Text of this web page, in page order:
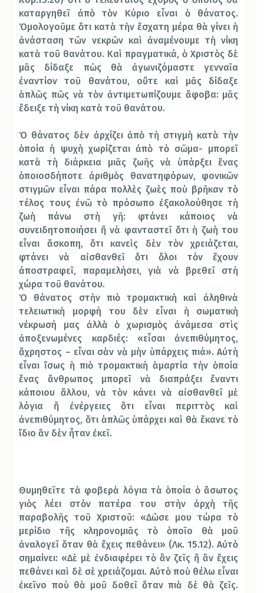
καταργηθεῖ ἀπὸ τὸν Κύριο εἶναι ὁ θάνατος.
Ὁμολογοῦμε ὅτι κατὰ τὴν ἔσχατη μέρα θὰ γίνει ἡ
ἀνάσταση τῶν νεκρῶν καὶ ἀναμένουμε τὴ νίκη
κατὰ τοῦ θανάτου. Καὶ πραγματικά, ὁ Χριστὸς δὲ
μᾶς δίδαξε πὼς θὰ ἀγωνιζόμαστε γενναῖα
ἐναντίον τοῦ θανάτου, οὔτε καὶ μᾶς δίδαξε
ἁπλῶς πῶς νὰ τὸν ἀντιμετωπίζουμε ἄφοβα: μᾶς
ἔδειξε τὴ νίκη κατὰ τοῦ θανάτου.
Ὁ θάνατος δὲν ἀρχίζει ἀπὸ τὴ στιγμὴ κατὰ τὴν
ὁποία ἡ ψυχὴ χωρίζεται ἀπὸ τὸ σῶμα- μπορεῖ
κατὰ τὴ διάρκεια μιᾶς ζωῆς νὰ ὑπάρξει ἕνας
ὁποιοσδήποτε ἀριθμὸς θανατηφόρων, φονικῶν
στιγμῶν εἶναι πάρα πολλὲς ζωὲς ποὺ βρῆκαν τὸ
τέλος τους ἐνῶ τὸ πρόσωπο ἐξακολούθησε τὴ
ζωὴ πάνω στὴ γῆ: φτάνει κάποιος νὰ
συνειδητοποιήσει ἤ νὰ φανταστεῖ ὅτι ἡ ζωὴ του
εἶναι ἄσκοπη, ὅτι κανεὶς δὲν τὸν χρειάζεται,
φτάνει νὰ αἰσθανθεῖ ὅτι ὅλοι τὸν ἔχουν
ἀποστραφεῖ, παραμελήσει, γιὰ νὰ βρεθεῖ στὴ
χώρα τοῦ θανάτου.
Ὁ θάνατος στὴν πιὸ τρομακτικὴ καὶ ἀληθινὰ
τελειωτικὴ μορφή του δὲν εἶναι ἡ σωματικὴ
νέκρωσή μας ἀλλὰ ὁ χωρισμὸς ἀνάμεσα στὶς
ἀποξενωμένες καρδιές: «εἶσαι ἀνεπιθύμητος,
ἄχρηστος – εἶναι σὰν νὰ μὴν ὑπάρχεις πιά». Αὐτὴ
εἶναι ἴσως ἡ πιὸ τρομακτικὴ ἁμαρτία τὴν ὁποία
ἕνας ἄνθρωπος μπορεῖ νὰ διαπράξει ἔναντι
κάποιου ἄλλου, νὰ τὸν κάνει νὰ αἰσθανθεῖ μὲ
λόγια ἤ ἐνέργειες ὅτι εἶναι περιττὸς καὶ
ἀνεπιθύμητος, ὅτι ἁπλῶς ὑπάρχει καὶ θὰ ἔκανε τὸ
ἴδιο ἂν δὲν ἦταν ἐκεῖ.
Θυμηθεῖτε τὰ φοβερὰ λόγια τὰ ὁποία ὁ ἄσωτος
γιὸς λέει στὸν πατέρα του στὴν ἀρχὴ τῆς
παραβολῆς τοῦ Χριστοῦ: «Δῶσε μου τώρα τὸ
μερίδιο τῆς κληρονομιᾶς τὸ ὁποῖο θὰ μοῦ
ἀναλογεῖ ὅταν θὰ ἔχεις πεθάνει» (Λκ. 15.12). Αὐτὸ
σημαίνει: «Δὲ μὲ ἐνδιαφέρει τὸ ἂν ζεῖς ἤ ἂν ἔχεις
πεθάνει καὶ δὲ σὲ χρειάζομαι. Αὐτὸ ποὺ θέλω εἶναι
ἐκεῖνο ποὺ θὰ μοῦ δοθεῖ ὅταν πιὰ δὲ θὰ ζεῖς.